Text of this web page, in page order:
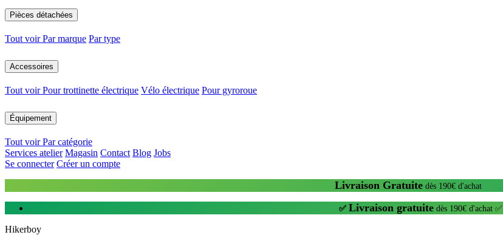
Pièces détachées
Tout voirPar marque Par type
Accessoires
Tout voirPour trottinette électrique Vélo électrique Pour gyroroue
Équipement
Tout voirPar catégorie
Services atelier Magasin Contact Blog Jobs
Se connecter Créer un compte
Livraison Gratuite dès 190€ d'achat
✅ Livraison gratuite dès 190€ d'achat ✅
Hikerboy